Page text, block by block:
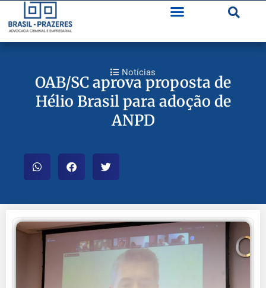
Notícias
OAB/SC aprova proposta de
Hélio Brasil para adoção de
ANPD